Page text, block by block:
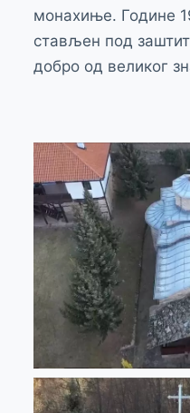
монахиње. Године
стављен под
добро од великог